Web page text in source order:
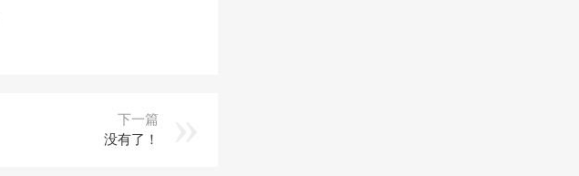
下一篇
没有了！